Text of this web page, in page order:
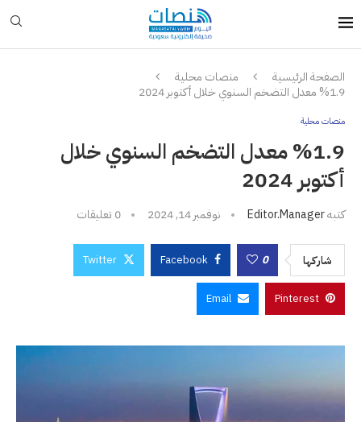
الصفحة الرئيسية
منصات محلية
%1.9 معدل التضخم السنوي خلال أكتوبر 2024
منصات محلية
%1.9 معدل التضخم السنوي خلال
أكتوبر 2024
كتبهEditor.manager نوفمبر 14, 2024 0 تعليقات
شاركها 0
Facebook
Twitter
Pinterest
Email